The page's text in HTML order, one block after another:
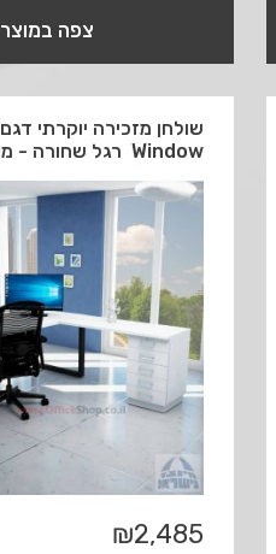
צפה במוצר
Window רגל שחורה - מיסתור מתכת
₪2,485